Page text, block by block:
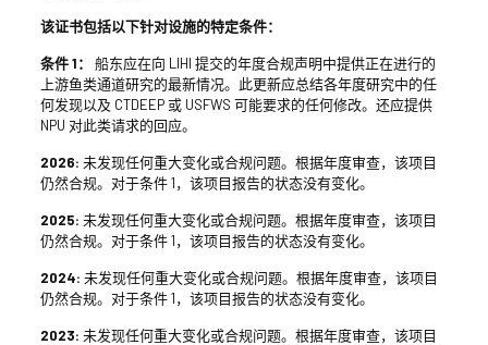
该证书包括以下针对设施的特定条件：
条件 1：
船东应在向 LIHI 提交的年度合规声明中提供正在进行的
上游鱼类通道研究的最新情况。此更新应总结各年度研究中的任
何发现以及 CTDEEP 或 USFWS 可能要求的任何修改。还应提供
NPU 对此类请求的回应。
2026: 未发现任何重大变化或合规问题。根据年度审查，该项目
仍然合规。对于条件 1，该项目报告的状态没有变化。
2025: 未发现任何重大变化或合规问题。根据年度审查，该项目
仍然合规。对于条件 1，该项目报告的状态没有变化。
2024: 未发现任何重大变化或合规问题。根据年度审查，该项目
仍然合规。对于条件 1，该项目报告的状态没有变化。
2023: 未发现任何重大变化或合规问题。根据年度审查，该项目